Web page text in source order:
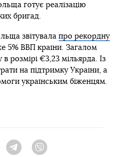
готує реалізацію
бригад.
звітувала про рекордну
5% ВВП країни. Загалом
розмірі €3,23 мільярда. Із
на підтримку України, а
українським біженцям.
Twitter Telegram